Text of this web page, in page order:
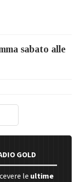
sabato alle
GOLD
le ultime